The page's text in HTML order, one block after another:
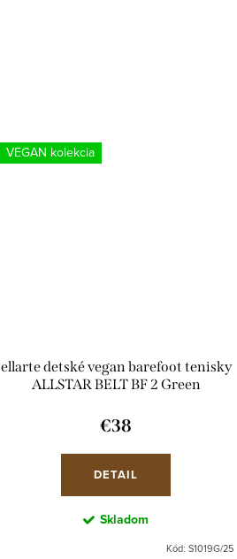
VEGAN kolekcia
ellarte detské vegan barefoot tenisky
ALLSTAR BELT BF 2 Green
€38
DETAIL
Skladom
Kód: S1019G/25